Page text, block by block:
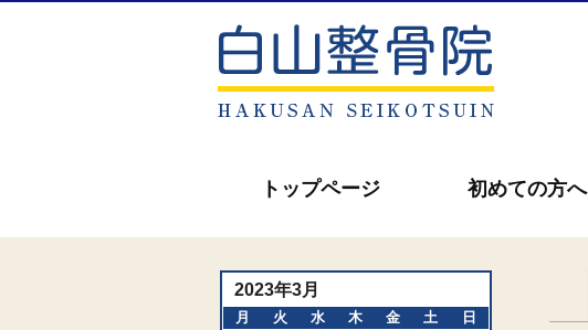
トップページ 初めての方へ
2023年3月
月 火 水 木 金 土
日